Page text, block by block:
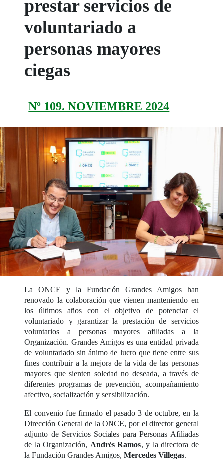
prestar servicios de
voluntariado a
personas mayores
ciegas
Nº 109. NOVIEMBRE 2024
La ONCE y la Fundación Grandes Amigos han
renovado la colaboración que vienen manteniendo en
los últimos años con el objetivo de potenciar el
voluntariado y garantizar la prestación de servicios
voluntarios a personas mayores afiliadas a la
Organización. Grandes Amigos es una entidad privada
de voluntariado sin ánimo de lucro que tiene entre sus
fines contribuir a la mejora de la vida de las personas
mayores que sienten soledad no deseada, a través de
diferentes programas de prevención, acompañamiento
afectivo, socialización y sensibilización.
El convenio fue firmado el pasado 3 de octubre, en la
Dirección General de la ONCE, por el director general
adjunto de Servicios Sociales para Personas Afiliadas
de la Organización, Andrés Ramos, y la directora de
la Fundación Grandes Amigos,Mercedes Villegas.